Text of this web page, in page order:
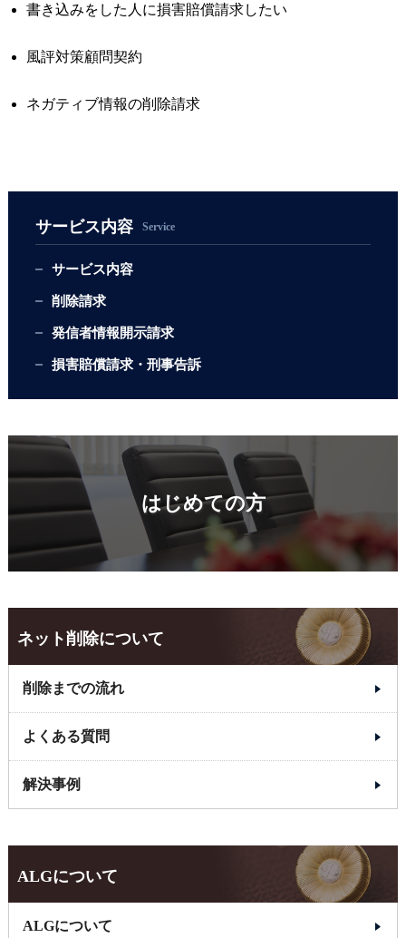
書き込みをした人に損害賠償請求したい
風評対策顧問契約
ネガティブ情報の削除請求
サービス内容 Service
サービス内容
削除請求
発信者情報開示請求
損害賠償請求・刑事告訴
はじめての方
ネット削除について
削除までの流れ
よくある質問
解決事例
ALGについて
ALGについて